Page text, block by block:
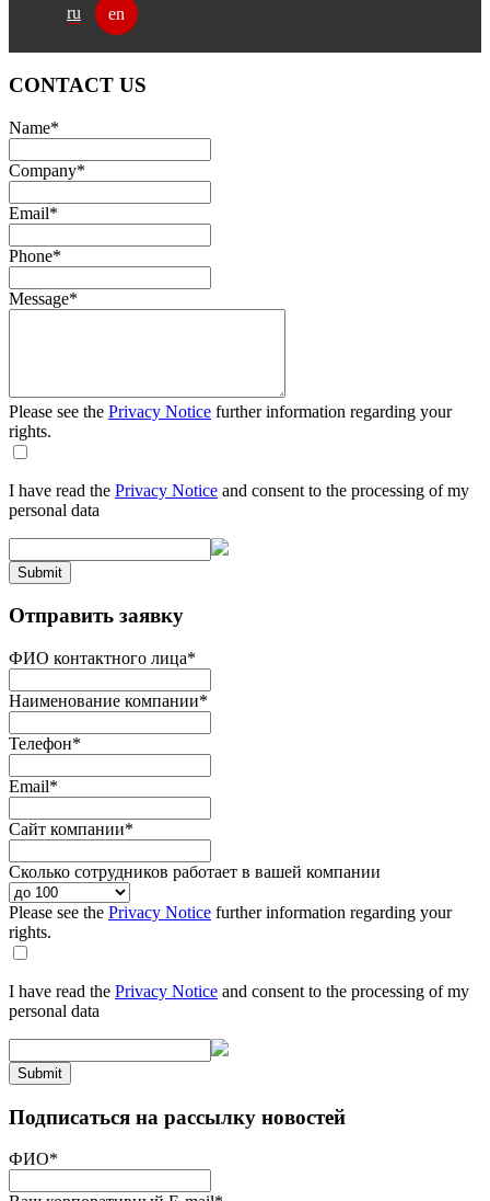
ru en
CONTACT US
Name*
Company*
Email*
Phone*
Message*
Please see the Privacy Notice further information regarding your
rights.
I have read the Privacy Notice and consent to the processing of my
personal data
Submit
Отправить заявку
ФИО контактного лица*
Наименование компании*
Телефон*
Email*
Сайт компании*
Сколько сотрудников работает в вашей компании
Please see the Privacy Notice further information regarding your
rights.
I have read the Privacy Notice and consent to the processing of my
personal data
Submit
Подписаться на рассылку новостей
ФИО*